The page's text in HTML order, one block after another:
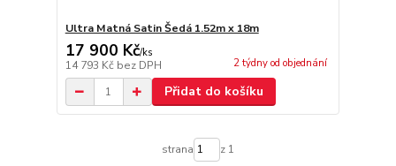
Ultra Matná Satin Šedá 1.52m x 18m
17 900 Kč/ks
14 793 Kč bez DPH 2 týdny od objednání
Přidat do košíku
strana z 1